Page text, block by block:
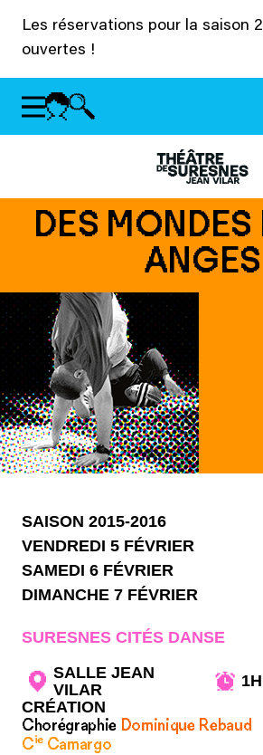
Les réservations pour la saison
ouvertes !
DES MONDES
ANGES
SAISON 2015-2016
VENDREDI 5 FÉVRIER
SAMEDI 6 FÉVRIER
DIMANCHE 7 FÉVRIER
SURESNES CITÉS DANSE
SALLE JEAN
VILAR
CRÉATION
Chorégraphie Dominique Rebaud
Cie Camargo